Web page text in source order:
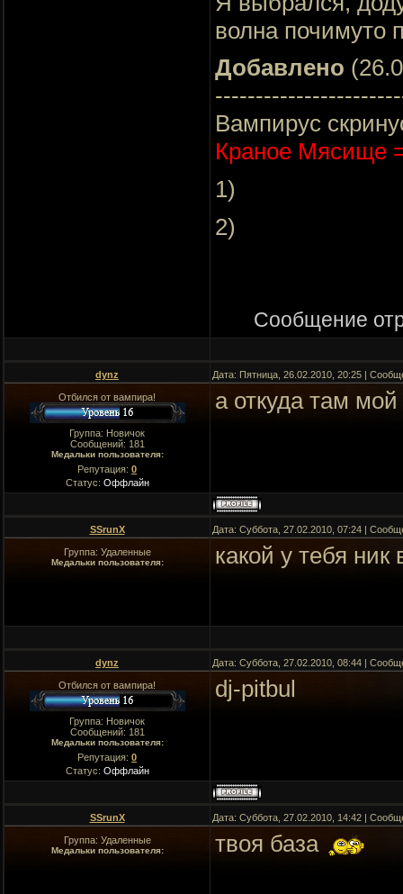
волна почимуто
Добавлено
Вампирус
Краное Мясище
1)
2)
Сообщение
dynz Дата: Пятница, 26.02.2010, 20:25 |
Отбился от вампира!
Группа: Новичок
Сообщений: 181
Медальки пользователя:
Репутация: 0
Статус: Оффлайн
а откуда там
SSrunX Дата: Суббота, 27.02.2010, 07:24 |
Группа: Удаленные
Медальки пользователя: какой у тебя ник
dynz Дата: Суббота, 27.02.2010, 08:44 |
Отбился от вампира!
Группа: Новичок
Сообщений: 181
Медальки пользователя:
Репутация: 0
Статус: Оффлайн
dj-pitbul
SSrunX Дата: Суббота, 27.02.2010, 14:42 |
Группа: Удаленные
Медальки пользователя: твоя база